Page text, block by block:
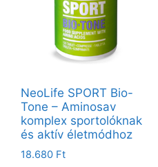
NeoLife SPORT Bio-
Tone – Aminosav
komplex sportolóknak
és aktív életmódhoz
18.680 Ft